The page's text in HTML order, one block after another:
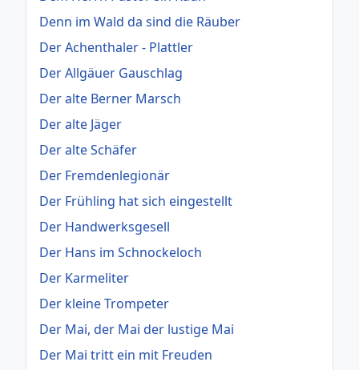
Denn im Wald da sind die Räuber
Der Achenthaler - Plattler
Der Allgäuer Gauschlag
Der alte Berner Marsch
Der alte Jäger
Der alte Schäfer
Der Fremdenlegionär
Der Frühling hat sich eingestellt
Der Handwerksgesell
Der Hans im Schnockeloch
Der Karmeliter
Der kleine Trompeter
Der Mai, der Mai der lustige Mai
Der Mai tritt ein mit Freuden